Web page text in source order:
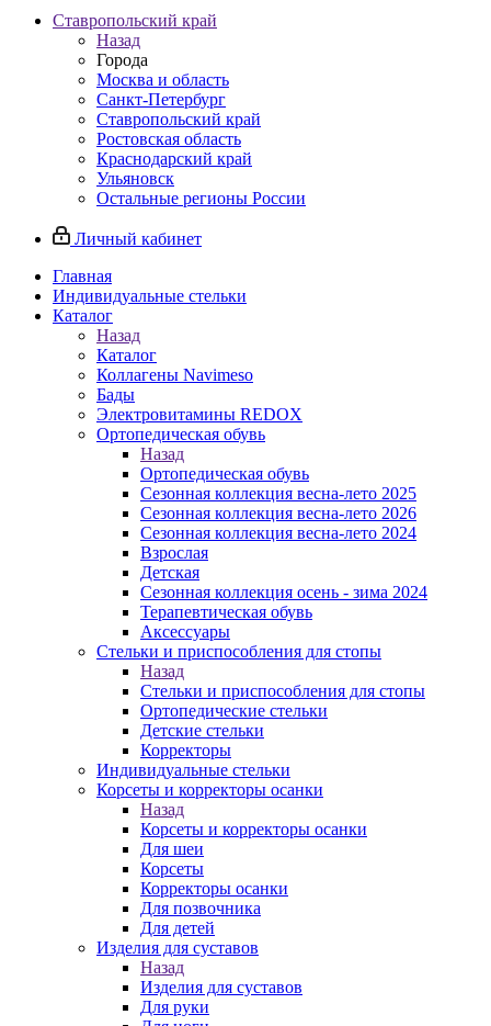
Ставропольский край
Назад
Города
Москва и область
Санкт-Петербург
Ставропольский край
Ростовская область
Краснодарский край
Ульяновск
Остальные регионы России
Личный кабинет
Главная
Индивидуальные стельки
Каталог
Назад
Каталог
Коллагены Navimeso
Бады
Электровитамины REDOX
Ортопедическая обувь
Назад
Ортопедическая обувь
Сезонная коллекция весна-лето 2025
Сезонная коллекция весна-лето 2026
Сезонная коллекция весна-лето 2024
Взрослая
Детская
Сезонная коллекция осень - зима 2024
Терапевтическая обувь
Аксессуары
Стельки и приспособления для стопы
Назад
Стельки и приспособления для стопы
Ортопедические стельки
Детские стельки
Корректоры
Индивидуальные стельки
Корсеты и корректоры осанки
Назад
Корсеты и корректоры осанки
Для шеи
Корсеты
Корректоры осанки
Для позвочника
Для детей
Изделия для суставов
Назад
Изделия для суставов
Для руки